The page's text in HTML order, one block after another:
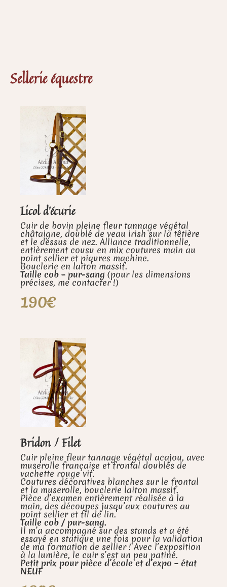
Sellerie équestre
Licol d’écurie
Cuir de bovin pleine fleur tannage végétal
châtaigne, doublé de veau irish sur la têtière
et le dessus de nez. Alliance traditionnelle,
entièrement cousu en mix coutures main au
point sellier et piqures machine.
Bouclerie en laiton massif.
Taille cob – pur-sang (pour les dimensions
précises, me contacter !)
190€
Bridon / Filet
Cuir pleine fleur tannage végétal acajou, avec
muserolle française et frontal doublés de
vachette rouge vif.
Coutures décoratives blanches sur le frontal
et la muserolle, bouclerie laiton massif.
Pièce d’examen entièrement réalisée à la
main, des découpes jusqu’aux coutures au
point sellier et fil de lin.
Taille cob / pur-sang.
Il m’a accompagné sur des stands et a été
essayé en statique une fois pour la validation
de ma formation de sellier ! Avec l’exposition
à la lumière, le cuir s’est un peu patiné.
Petit prix pour pièce d’école et d’expo – état
NEUF